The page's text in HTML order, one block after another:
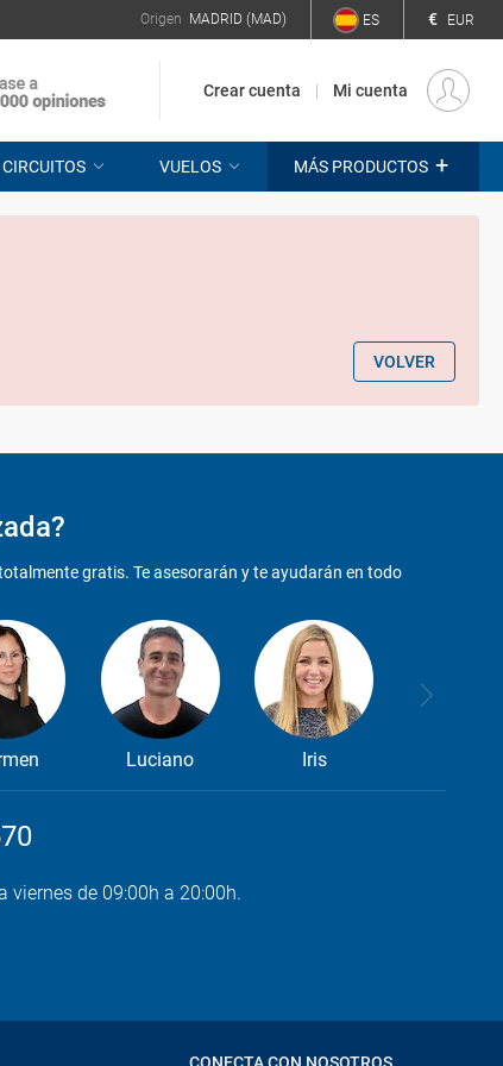
Origen MADRID (MAD) ES € EUR
Crear cuenta Mi cuenta
CIRCUITOS VUELOS MÁS PRODUCTOS +
VOLVER
gratis. Te asesorarán y te ayudarán en todo
Luciano Iris
viernes de 09:00h a 20:00h.